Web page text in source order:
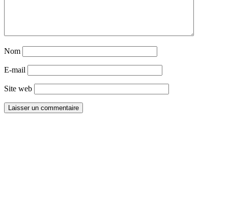
Nom
E-mail
Site web